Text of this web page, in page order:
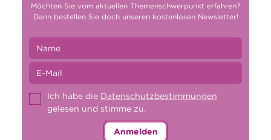
Möchten Sie vom aktuellen Themenschwerpunkt erfahren?
Dann bestellen Sie doch unseren kostenlosen Newsletter!
Ich habe die Datenschutzbestimmungen
gelesen und stimme zu.
Anmelden